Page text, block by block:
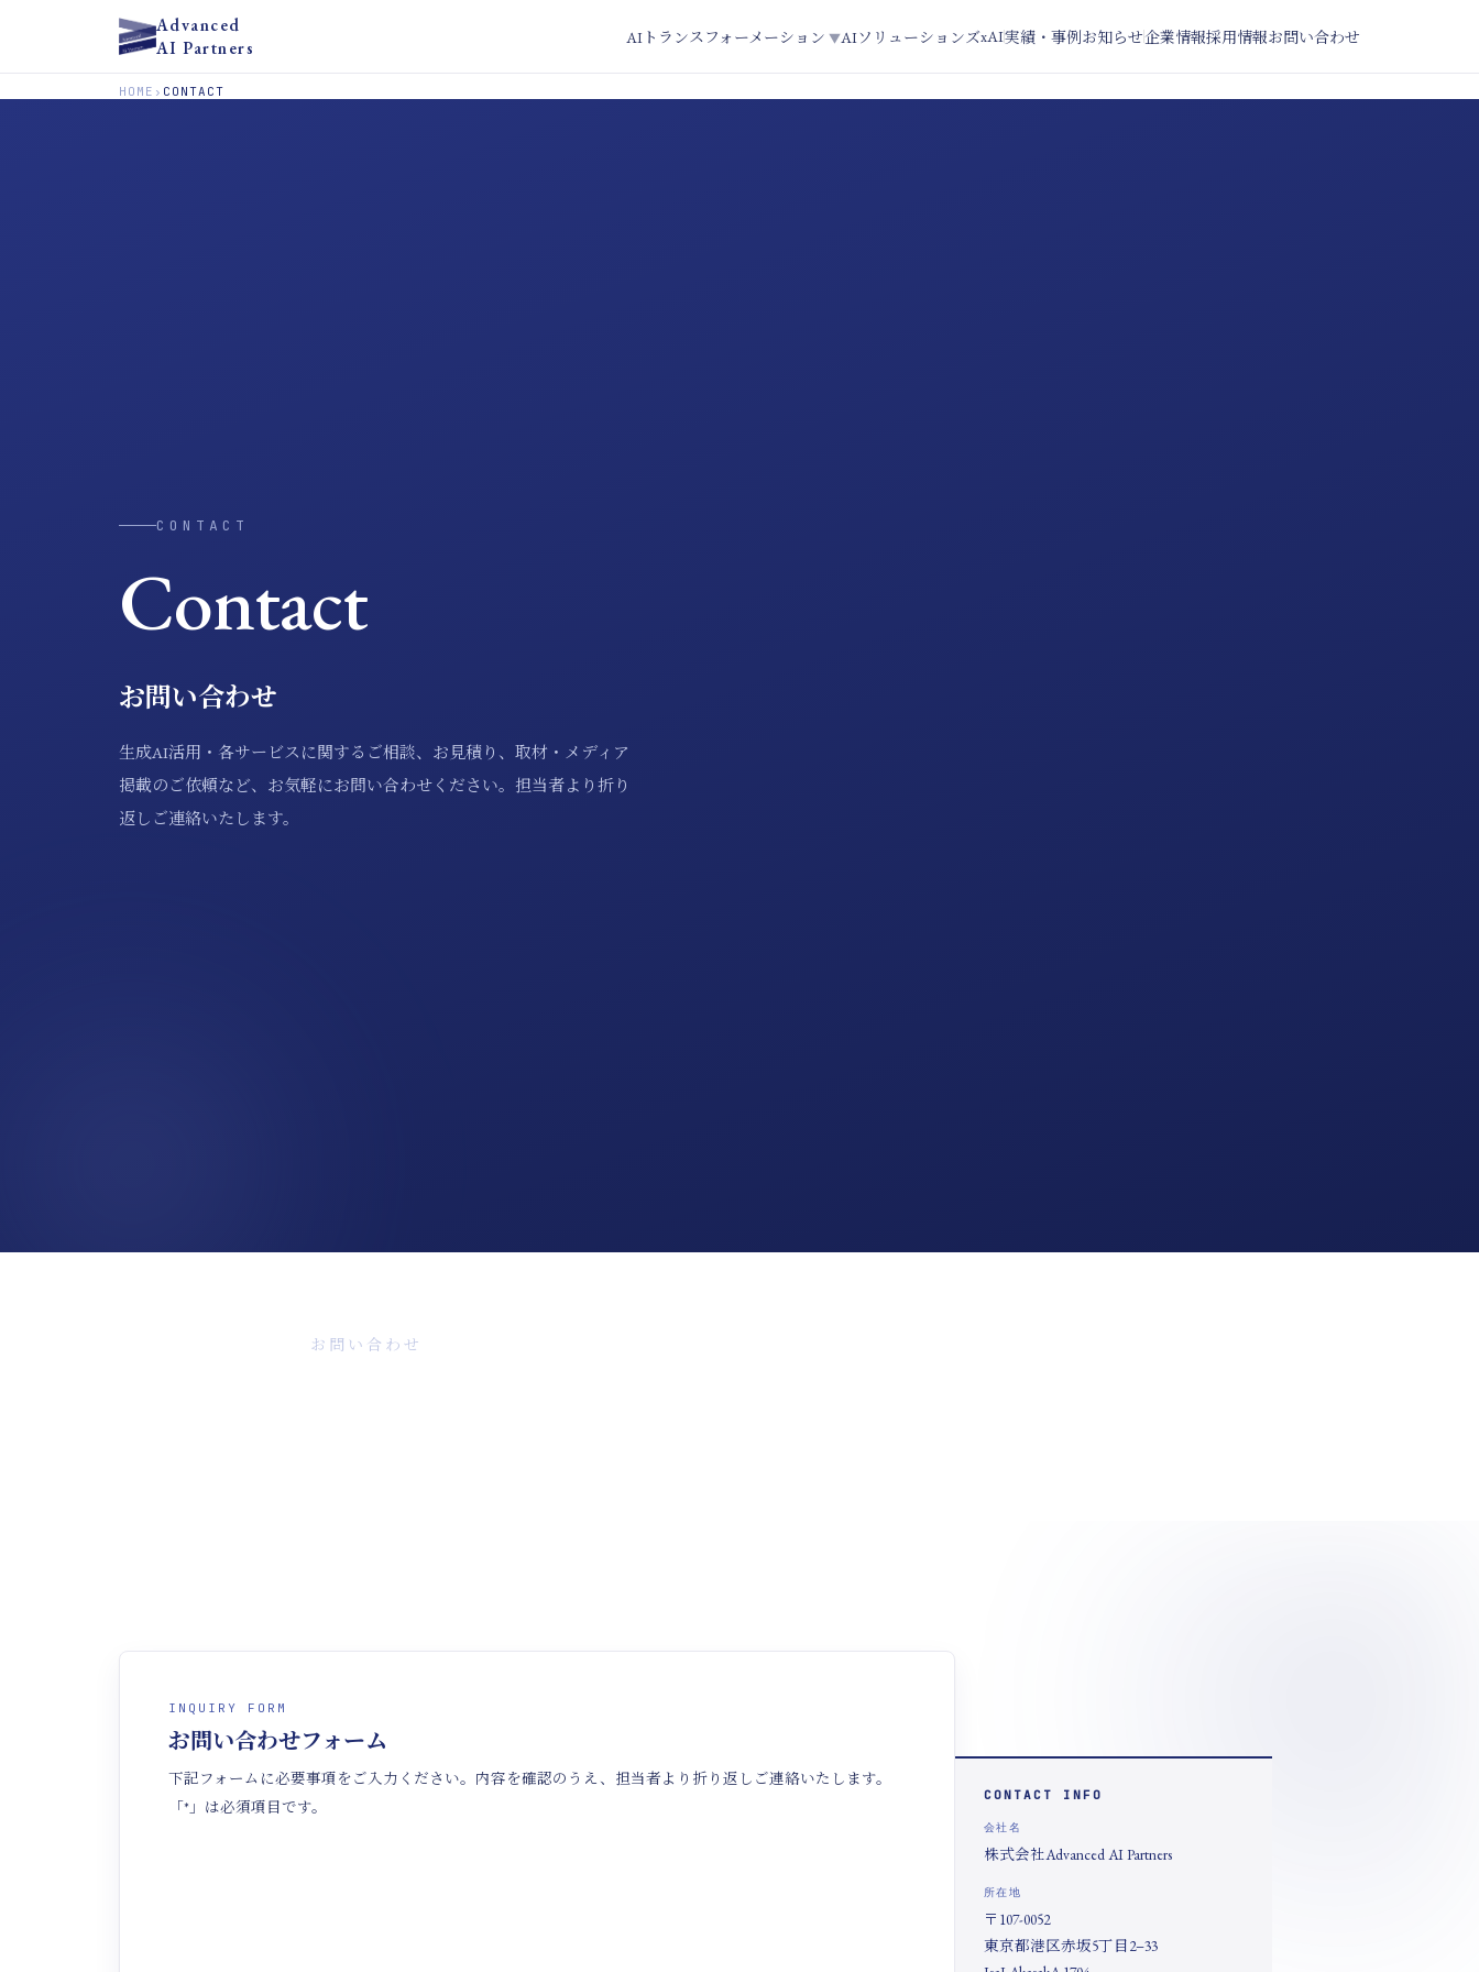
Advanced
AI Partners
AIトランスフォーメーション▼AIソリューションズxAI実績・事例お知らせ企業情報採用情報お問い合わせ
HOME › CONTACT
CONTACT
Contact
お問い合わせ
生成AI活用・各サービスに関するご相談、お見積り、取材・メディア
掲載のご依頼など、お気軽にお問い合わせください。担当者より折り
返しご連絡いたします。
お問い合わせ
INQUIRY FORM
お問い合わせフォーム
下記フォームに必要事項をご入力ください。内容を確認のうえ、担当者より折り返しご連絡いたします。
「*」は必須項目です。
CONTACT INFO
会社名
株式会社Advanced AI Partners
所在地
〒107-0052
東京都港区赤坂5丁目2−33